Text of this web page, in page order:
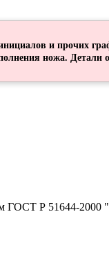
и прочих
ножа. Детали
ГОСТ Р 51644-